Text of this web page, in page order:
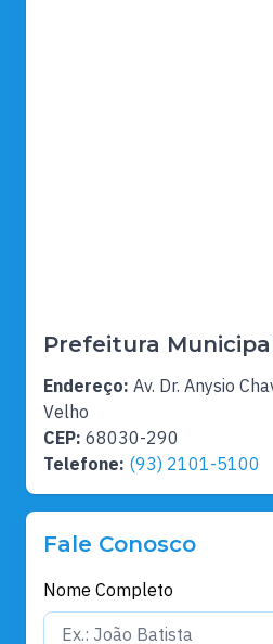
Prefeitura
Endereço: Av. Dr. Anysio
Velho
CEP: 68030-290
Telefone: (93) 2101-5100
Fale Conosco
Nome Completo